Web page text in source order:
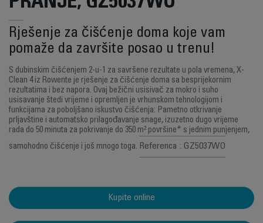
Rješenje za čišćenje doma koje vam
pomaže da završite posao u trenu!
S dubinskim čišćenjem 2-u-1 za savršene rezultate u pola vremena, X-
Clean 4 iz Rowente je rješenje za čišćenje doma sa besprijekornim
rezultatima i bez napora. Ovaj bežični usisivač za mokro i suho
usisavanje štedi vrijeme i opremljen je vrhunskom tehnologijom i
funkcijama za poboljšano iskustvo čišćenja: Pametno otkrivanje
prljavštine i automatsko prilagođavanje snage, izuzetno dugo vrijeme
rada do 50 minuta za pokrivanje do 350 m² površine* s jednim punjenjem,
samohodno čišćenje i još mnogo toga. Referenca : GZ5037WO
Kupite online